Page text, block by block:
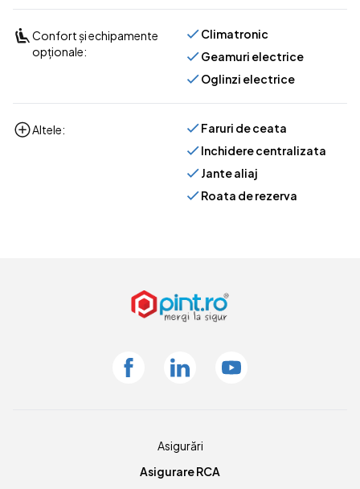
Confort și echipamente
opționale:
Climatronic
Geamuri electrice
Oglinzi electrice
Altele:
Faruri de ceata
Inchidere centralizata
Jante aliaj
Roata de rezerva
FacebookLinkedin Youtube
Asigurări
Asigurare RCA